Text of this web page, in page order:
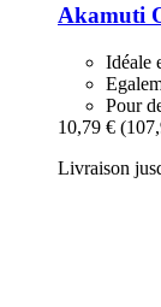
Akamuti
Idéale
Pour
10,79 €
Livraison